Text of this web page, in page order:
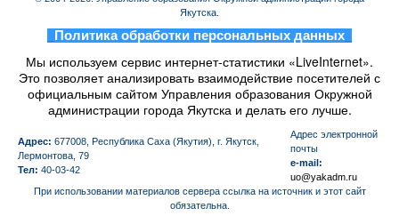
Якутска.
Политика обработки персональных данных
Мы используем сервис интернет-статистики «LiveInternet».
Это позволяет анализировать взаимодействие посетителей с
официальным сайтом Управления образования Окружной
администрации города Якутска и делать его лучше.
Адрес: 677008, Республика Саха (Якутия), г. Якутск,
Лермонтова, 79
Тел: 40-03-42
Aдрес электронной
почты
e-mail:
uo@yakadm.ru
При использовании материалов сервера ссылка на источник и этот сайт
обязательна.